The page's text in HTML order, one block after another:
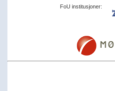
FoU institusjoner: